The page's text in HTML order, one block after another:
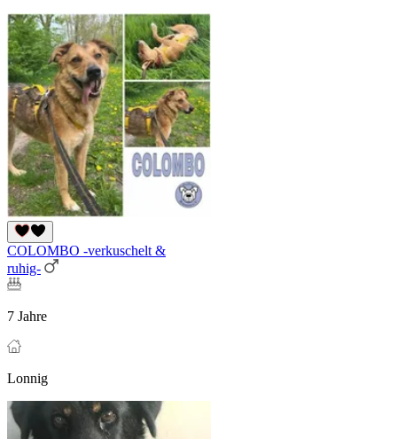
COLOMBO -verkuschelt &
ruhig-
7 Jahre
Lonnig